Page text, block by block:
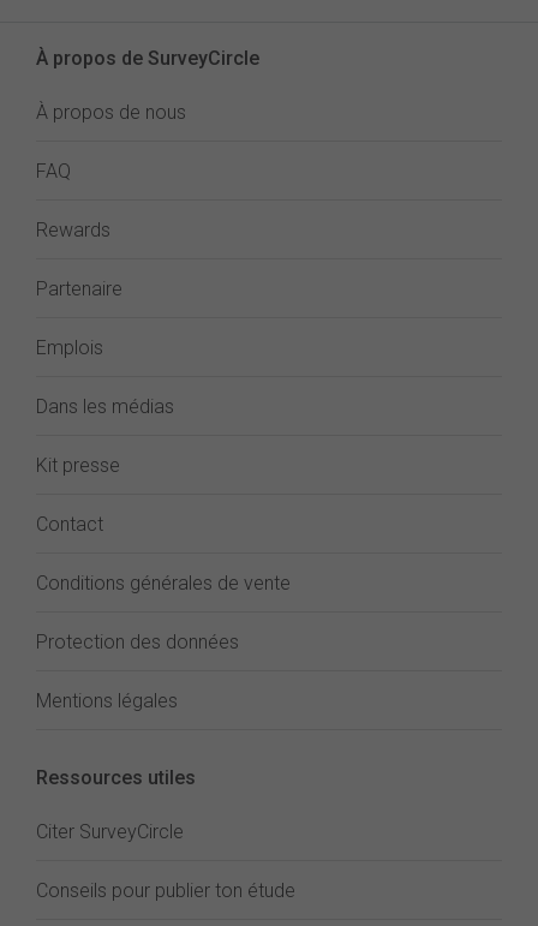
À propos de SurveyCircle
À propos de nous
FAQ
Rewards
Partenaire
Emplois
Dans les médias
Kit presse
Contact
Conditions générales de vente
Protection des données
Mentions légales
Ressources utiles
Citer SurveyCircle
Conseils pour publier ton étude